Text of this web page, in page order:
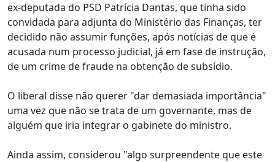
ex-deputada do PSD Patrícia Dantas, que tinha sido
convidada para adjunta do Ministério das Finanças, ter
decidido não assumir funções, após notícias de que é
acusada num processo judicial, já em fase de instrução,
de um crime de fraude na obtenção de subsídio.
O liberal disse não querer "dar demasiada importância"
uma vez que não se trata de um governante, mas de
alguém que iria integrar o gabinete do ministro.
Ainda assim, considerou "algo surpreendente que este